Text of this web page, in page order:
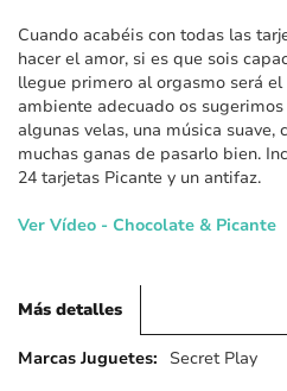
Cuando acabéis con todas las
hacer el amor, si es que sois
llegue primero al orgasmo será
ambiente adecuado os
algunas velas, una música
muchas ganas de pasarlo bien.
24 tarjetas Picante y un antifaz.
Ver Vídeo - Chocolate & Picante
Más detalles
Más
Secret Play